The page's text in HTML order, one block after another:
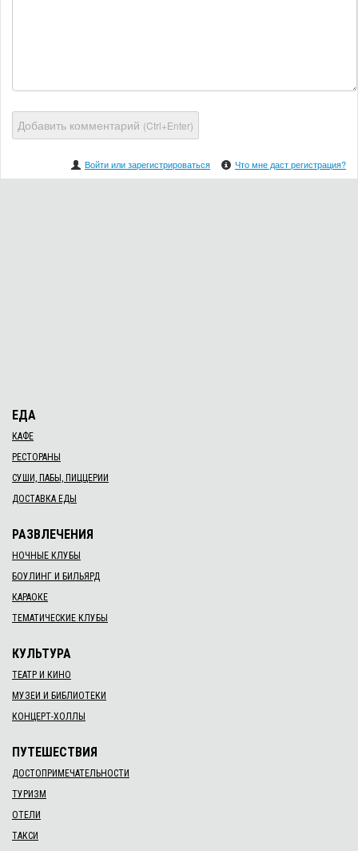
Добавить комментарий (Ctrl+Enter)
Войти или зарегистрироваться Что мне даст регистрация?
ЕДА
КАФЕ
РЕСТОРАНЫ
СУШИ, ПАБЫ, ПИЦЦЕРИИ
ДОСТАВКА ЕДЫ
РАЗВЛЕЧЕНИЯ
НОЧНЫЕ КЛУБЫ
БОУЛИНГ И БИЛЬЯРД
КАРАОКЕ
ТЕМАТИЧЕСКИЕ КЛУБЫ
КУЛЬТУРА
ТЕАТР И КИНО
МУЗЕИ И БИБЛИОТЕКИ
КОНЦЕРТ-ХОЛЛЫ
ПУТЕШЕСТВИЯ
ДОСТОПРИМЕЧАТЕЛЬНОСТИ
ТУРИЗМ
ОТЕЛИ
ТАКСИ